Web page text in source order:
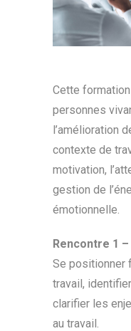
Cette
personnes
l’amélioration
contexte de
motivation,
gestion de
émotionnelle.
Rencontre 1
Se positionner
travail,
clarifier les
au travail.